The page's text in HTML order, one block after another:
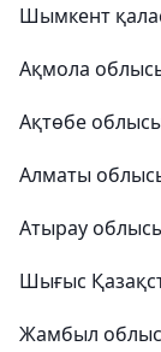
Шымкент
Ақмола
Ақтөбе
Алматы
Атырау
Шығыс
Жамбыл